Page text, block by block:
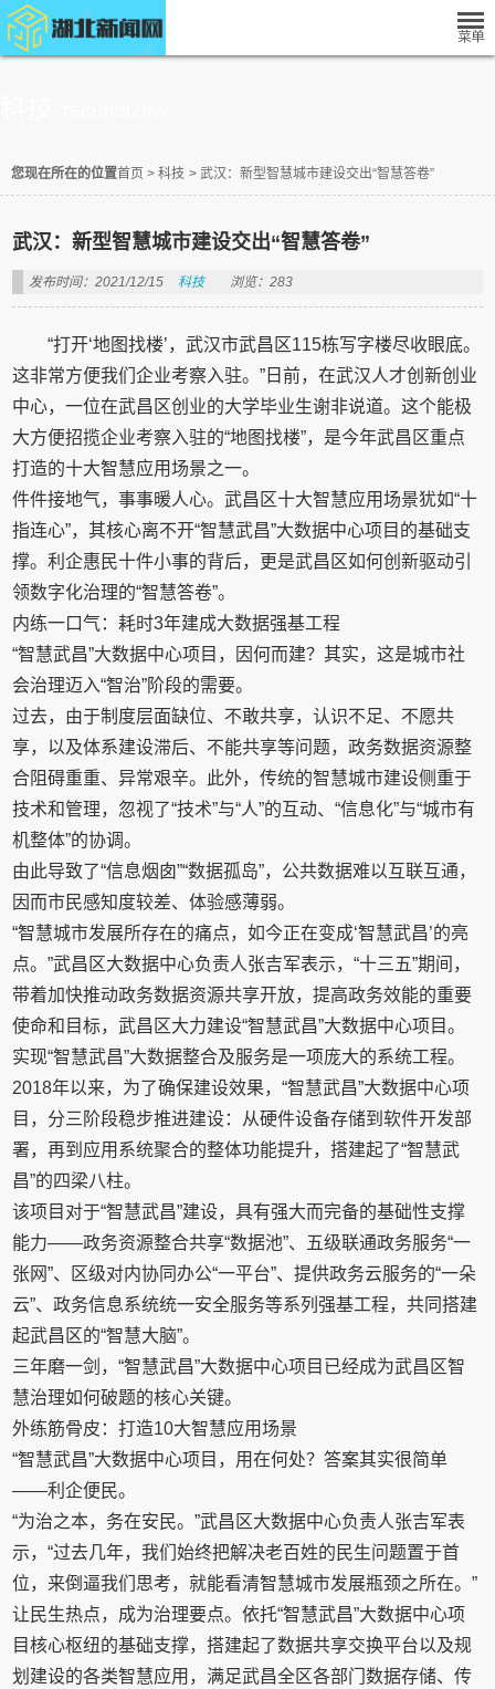
您现在所在的位置首页 > 科技 > 武汉：新型智慧城市建设交出“智慧答卷”
武汉：新型智慧城市建设交出“智慧答卷”
发布时间：2021/12/15 科技 浏览：283
“打开‘地图找楼’，武汉市武昌区115栋写字楼尽收眼底。
这非常方便我们企业考察入驻。”日前，在武汉人才创新创业
中心，一位在武昌区创业的大学毕业生谢非说道。这个能极
大方便招揽企业考察入驻的“地图找楼”，是今年武昌区重点
打造的十大智慧应用场景之一。
件件接地气，事事暖人心。武昌区十大智慧应用场景犹如“十
指连心”，其核心离不开“智慧武昌”大数据中心项目的基础支
撑。利企惠民十件小事的背后，更是武昌区如何创新驱动引
领数字化治理的“智慧答卷”。
内练一口气：耗时3年建成大数据强基工程
“智慧武昌”大数据中心项目，因何而建？其实，这是城市社
会治理迈入“智治”阶段的需要。
过去，由于制度层面缺位、不敢共享，认识不足、不愿共
享，以及体系建设滞后、不能共享等问题，政务数据资源整
合阻碍重重、异常艰辛。此外，传统的智慧城市建设侧重于
技术和管理，忽视了“技术”与“人”的互动、“信息化”与“城市有
机整体”的协调。
由此导致了“信息烟囱”“数据孤岛”，公共数据难以互联互通，
因而市民感知度较差、体验感薄弱。
“智慧城市发展所存在的痛点，如今正在变成‘智慧武昌’的亮
点。”武昌区大数据中心负责人张吉军表示，“十三五”期间，
带着加快推动政务数据资源共享开放，提高政务效能的重要
使命和目标，武昌区大力建设“智慧武昌”大数据中心项目。
实现“智慧武昌”大数据整合及服务是一项庞大的系统工程。
2018年以来，为了确保建设效果，“智慧武昌”大数据中心项
目，分三阶段稳步推进建设：从硬件设备存储到软件开发部
署，再到应用系统聚合的整体功能提升，搭建起了“智慧武
昌”的四梁八柱。
该项目对于“智慧武昌”建设，具有强大而完备的基础性支撑
能力——政务资源整合共享“数据池”、五级联通政务服务“一
张网”、区级对内协同办公“一平台”、提供政务云服务的“一朵
云”、政务信息系统统一安全服务等系列强基工程，共同搭建
起武昌区的“智慧大脑”。
三年磨一剑，“智慧武昌”大数据中心项目已经成为武昌区智
慧治理如何破题的核心关键。
外练筋骨皮：打造10大智慧应用场景
“智慧武昌”大数据中心项目，用在何处？答案其实很简单
——利企便民。
“为治之本，务在安民。”武昌区大数据中心负责人张吉军表
示，“过去几年，我们始终把解决老百姓的民生问题置于首
位，来倒逼我们思考，就能看清智慧城市发展瓶颈之所在。”
让民生热点，成为治理要点。依托“智慧武昌”大数据中心项
目核心枢纽的基础支撑，搭建起了数据共享交换平台以及规
划建设的各类智慧应用，满足武昌全区各部门数据存储、传